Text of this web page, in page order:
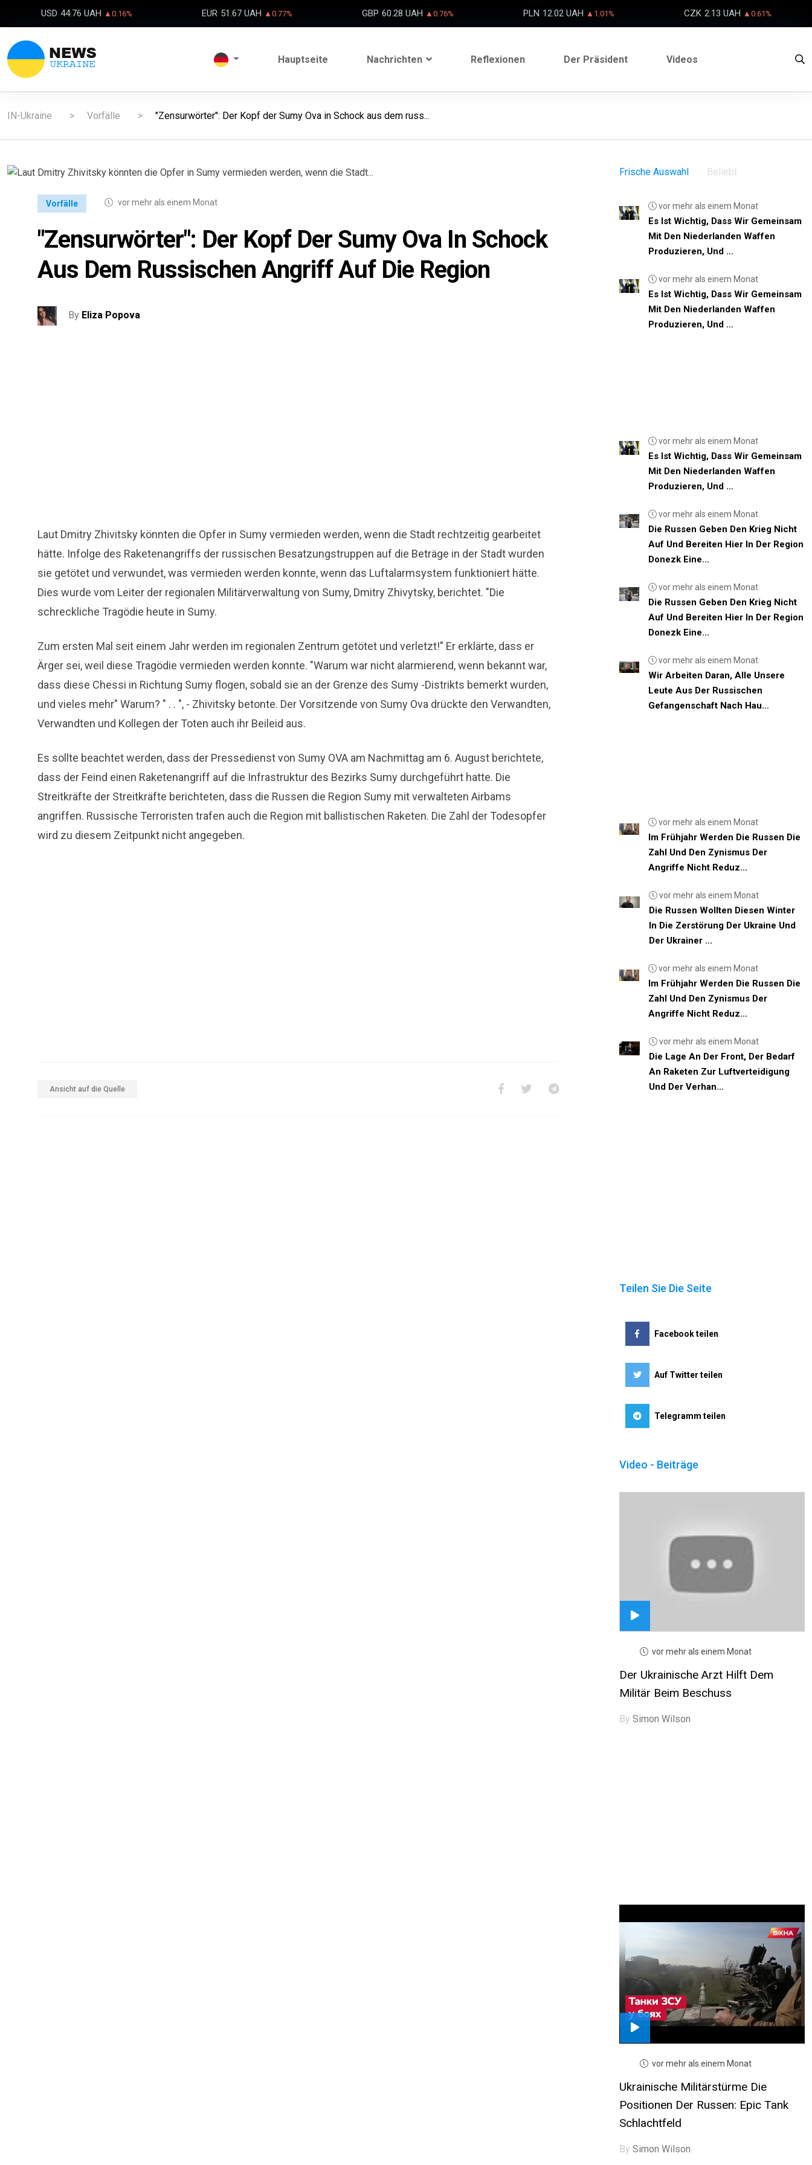
USD 44.76 UAH ▲0.16% EUR 51.67 UAH ▲0.77% GBP 60.28 UAH ▲0.76% PLN 12.02 UAH ▲1.01% CZK 2.13 UAH ▲0.61%
Hauptseite Nachrichten Reflexionen Der Präsident Videos
IN-Ukraine Vorfälle "Zensurwörter": Der Kopf der Sumy Ova in Schock aus dem russ...
Vorfälle vor mehr als einem Monat
"Zensurwörter": Der Kopf Der Sumy Ova In Schock
Aus Dem Russischen Angriff Auf Die Region
By Eliza Popova
Laut Dmitry Zhivitsky könnten die Opfer in Sumy vermieden werden, wenn die Stadt rechtzeitig gearbeitet
hätte. Infolge des Raketenangriffs der russischen Besatzungstruppen auf die Beträge in der Stadt wurden
sie getötet und verwundet, was vermieden werden konnte, wenn das Luftalarmsystem funktioniert hätte.
Dies wurde vom Leiter der regionalen Militärverwaltung von Sumy, Dmitry Zhivytsky, berichtet. "Die
schreckliche Tragödie heute in Sumy.
Zum ersten Mal seit einem Jahr werden im regionalen Zentrum getötet und verletzt!" Er erklärte, dass er
Ärger sei, weil diese Tragödie vermieden werden konnte. "Warum war nicht alarmierend, wenn bekannt war,
dass diese Chessi in Richtung Sumy flogen, sobald sie an der Grenze des Sumy -Distrikts bemerkt wurden,
und vieles mehr" Warum? " . . ", - Zhivitsky betonte. Der Vorsitzende von Sumy Ova drückte den Verwandten,
Verwandten und Kollegen der Toten auch ihr Beileid aus.
Es sollte beachtet werden, dass der Pressedienst von Sumy OVA am Nachmittag am 6. August berichtete,
dass der Feind einen Raketenangriff auf die Infrastruktur des Bezirks Sumy durchgeführt hatte. Die
Streitkräfte der Streitkräfte berichteten, dass die Russen die Region Sumy mit verwalteten Airbams
angriffen. Russische Terroristen trafen auch die Region mit ballistischen Raketen. Die Zahl der Todesopfer
wird zu diesem Zeitpunkt nicht angegeben.
Ansicht auf die Quelle
Frische Auswahl Beliebt
vor mehr als einem Monat
Es Ist Wichtig, Dass Wir Gemeinsam
Mit Den Niederlanden Waffen
Produzieren, Und ...
vor mehr als einem Monat
Es Ist Wichtig, Dass Wir Gemeinsam
Mit Den Niederlanden Waffen
Produzieren, Und ...
vor mehr als einem Monat
Es Ist Wichtig, Dass Wir Gemeinsam
Mit Den Niederlanden Waffen
Produzieren, Und ...
vor mehr als einem Monat
Die Russen Geben Den Krieg Nicht
Auf Und Bereiten Hier In Der Region
Donezk Eine...
vor mehr als einem Monat
Die Russen Geben Den Krieg Nicht
Auf Und Bereiten Hier In Der Region
Donezk Eine...
vor mehr als einem Monat
Wir Arbeiten Daran, Alle Unsere
Leute Aus Der Russischen
Gefangenschaft Nach Hau...
vor mehr als einem Monat
Im Frühjahr Werden Die Russen Die
Zahl Und Den Zynismus Der
Angriffe Nicht Reduz...
vor mehr als einem Monat
Die Russen Wollten Diesen Winter
In Die Zerstörung Der Ukraine Und
Der Ukrainer ...
vor mehr als einem Monat
Im Frühjahr Werden Die Russen Die
Zahl Und Den Zynismus Der
Angriffe Nicht Reduz...
vor mehr als einem Monat
Die Lage An Der Front, Der Bedarf
An Raketen Zur Luftverteidigung
Und Der Verhan...
Teilen Sie Die Seite
Facebook teilen
Auf Twitter teilen
Telegramm teilen
Video - Beiträge
vor mehr als einem Monat
Der Ukrainische Arzt Hilft Dem
Militär Beim Beschuss
By Simon Wilson
vor mehr als einem Monat
Ukrainische Militärstürme Die
Positionen Der Russen: Epic Tank
Schlachtfeld
By Simon Wilson